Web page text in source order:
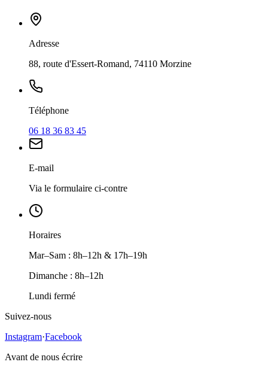
Adresse
88, route d'Essert-Romand, 74110 Morzine
Téléphone
06 18 36 83 45
E-mail
Via le formulaire ci-contre
Horaires
Mar–Sam : 8h–12h & 17h–19h
Dimanche : 8h–12h
Lundi fermé
Suivez-nous
Instagram·Facebook
Avant de nous écrire